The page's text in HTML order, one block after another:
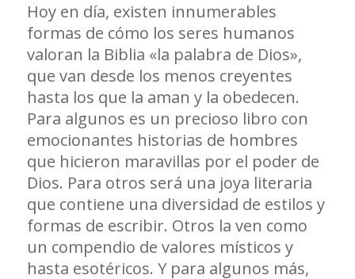
Hoy en día, existen innumerables
formas de cómo los seres humanos
valoran la Biblia «la palabra de Dios»,
que van desde los menos creyentes
hasta los que la aman y la obedecen.
Para algunos es un precioso libro con
emocionantes historias de hombres
que hicieron maravillas por el poder de
Dios. Para otros será una joya literaria
que contiene una diversidad de estilos y
formas de escribir. Otros la ven como
un compendio de valores místicos y
hasta esotéricos. Y para algunos más,